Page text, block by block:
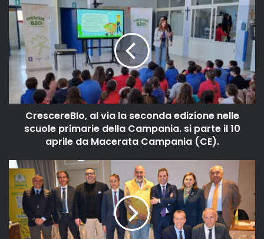
CrescereBIo, al via la seconda edizione nelle
scuole primarie della Campania. si parte il 10
aprile da Macerata Campania (CE).